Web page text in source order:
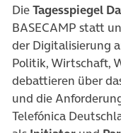
DieTagesspiegel
BASECAMP statt
der Digitalisierung
Politik, Wirtschaft,
debattieren über
und die
Telefónica